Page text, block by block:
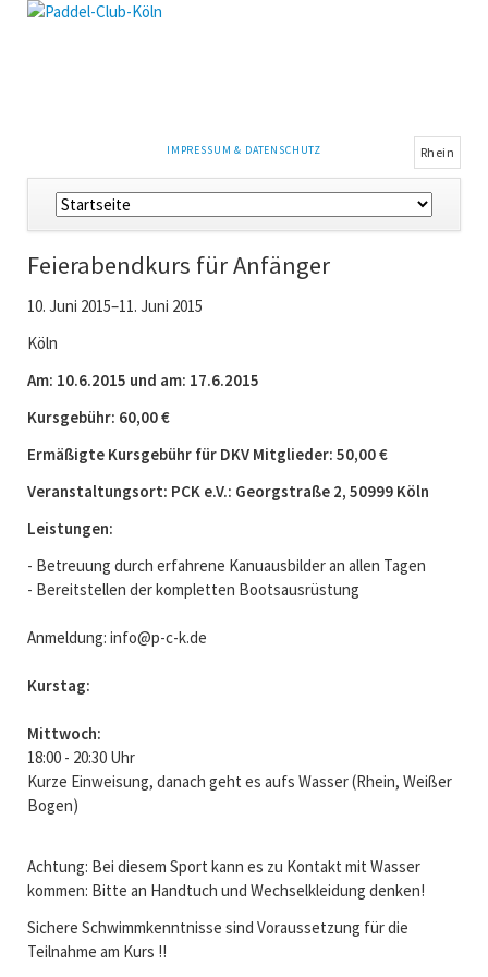
NAVIGATION
IMPRESSUM & DATENSCHUTZ Rhein
Navigation
überspringen
Feierabendkurs für Anfänger
10. Juni 2015–11. Juni 2015
Köln
Am: 10.6.2015 und am: 17.6.2015
Kursgebühr: 60,00 €
Ermäßigte Kursgebühr für DKV Mitglieder: 50,00 €
Veranstaltungsort: PCK e.V.: Georgstraße 2, 50999 Köln
Leistungen:
- Betreuung durch erfahrene Kanuausbilder an allen Tagen
- Bereitstellen der kompletten Bootsausrüstung
Anmeldung: info@p-c-k.de
Kurstag:
Mittwoch:
18:00 - 20:30 Uhr
Kurze Einweisung, danach geht es aufs Wasser (Rhein, Weißer
Bogen)
Achtung: Bei diesem Sport kann es zu Kontakt mit Wasser
kommen: Bitte an Handtuch und Wechselkleidung denken!
Sichere Schwimmkenntnisse sind Voraussetzung für die
Teilnahme am Kurs !!